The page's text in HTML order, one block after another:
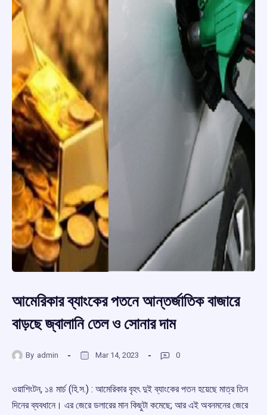
আমেরিকার ব্যাংকের পতনে আন্তর্জাতিক বাজারে
বাড়ছে জ্বালানি তেল ও সোনার দাম
By admin Mar 14, 2023 0
ওয়াশিংটন, ১৪ মার্চ (হি.স.) : আমেরিকার বৃহৎ দুই ব্যাংকের পতন হয়েছে মাত্র তিন
দিনের ব্যবধানে। এর জেরে ডলারের মান কিছুটা কমেছে; আর এই অবনমনের জেরে